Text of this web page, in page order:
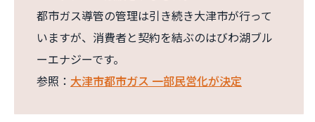
都市ガス導管の管理は引き続き大津市が行って
いますが、消費者と契約を結ぶのはびわ湖ブル
ーエナジーです。
参照： 大津市都市ガス 一部民営化が決定